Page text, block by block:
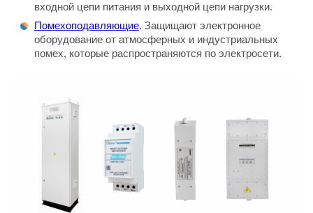
входной цепи питания и выходной цепи нагрузки.
Помехоподавляющие. Защищают электронное
оборудование от атмосферных и индустриальных
помех, которые распространяются по электросети.